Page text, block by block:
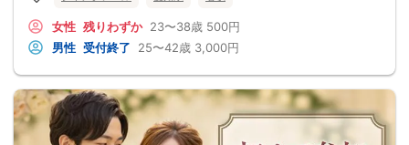
女性 残りわずか 23〜38歳 500円
男性 受付終了 25〜42歳 3,000円